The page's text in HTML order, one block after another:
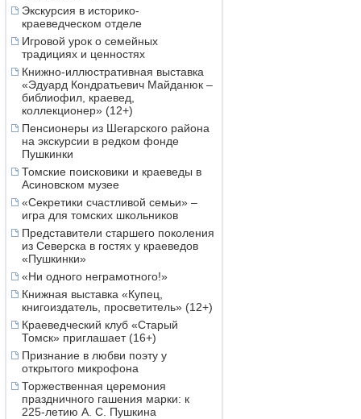
Экскурсия в историко-
краеведческом отделе
Игровой урок о семейных
традициях и ценностях
Книжно-иллюстративная выставка
«Эдуард Кондратьевич Майданюк –
библиофил, краевед,
коллекционер» (12+)
Пенсионеры из Шегарского района
на экскурсии в редком фонде
Пушкинки
Томские поисковики и краеведы в
Асиновском музее
«Секретики счастливой семьи» –
игра для томских школьников
Представители старшего поколения
из Северска в гостях у краеведов
«Пушкинки»
«Ни одного неграмотного!»
Книжная выставка «Купец,
книгоиздатель, просветитель» (12+)
Краеведческий клуб «Старый
Томск» приглашает (16+)
Признание в любви поэту у
открытого микрофона
Торжественная церемония
праздничного гашения марки: к
225-летию А. С. Пушкина